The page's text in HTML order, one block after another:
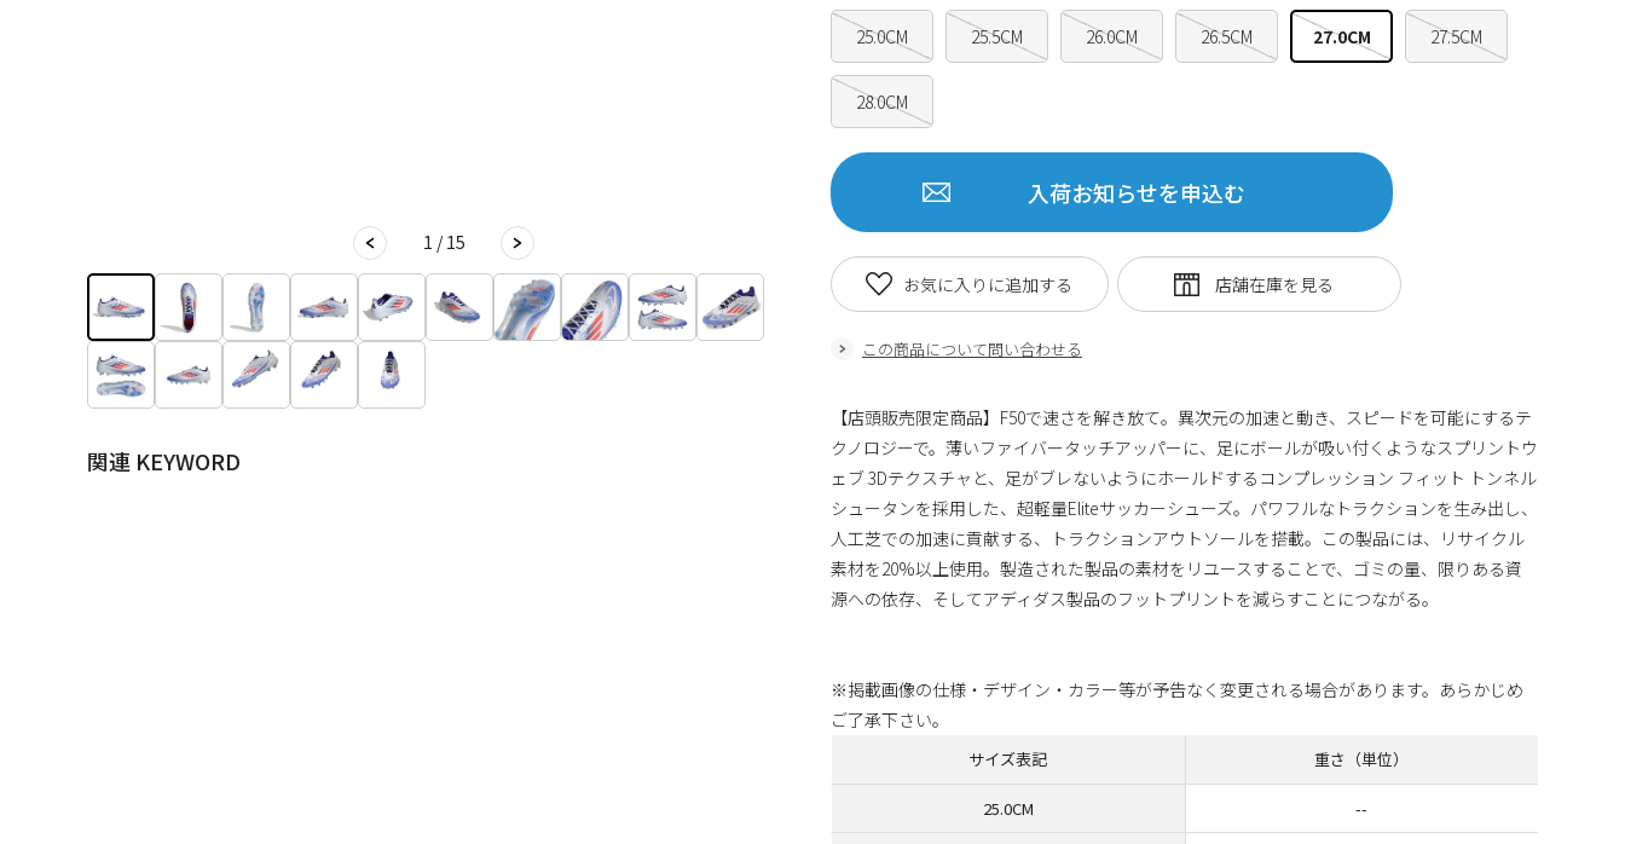
1 / 15
関連 KEYWORD
25.0CM 25.5CM 26.0CM 26.5CM 27.0CM 27.5CM
28.0CM
入荷お知らせを申込む
この商品について問い合わせる
お気に入りに追加する
【店頭販売限定商品】F50で速さを解き放て。異次元の加速と動き、スピードを可能にするテ
クノロジーで。薄いファイバータッチアッパーに、足にボールが吸い付くようなスプリントウ
ェブ 3Dテクスチャと、足がブレないようにホールドするコンプレッション フィット トンネル
シュータンを採用した、超軽量Eliteサッカーシューズ。パワフルなトラクションを生み出し、
人工芝での加速に貢献する、トラクションアウトソールを搭載。この製品には、リサイクル
素材を20%以上使用。製造された製品の素材をリユースすることで、ゴミの量、限りある資
源への依存、そしてアディダス製品のフットプリントを減らすことにつながる。
※掲載画像の仕様・デザイン・カラー等が予告なく変更される場合があります。あらかじめ
ご了承下さい。
サイズ表記 重さ（単位）
25.0CM --